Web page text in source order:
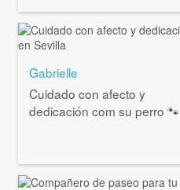
Gabrielle
Cuidado con afecto y
dedicación com su perro 🐾